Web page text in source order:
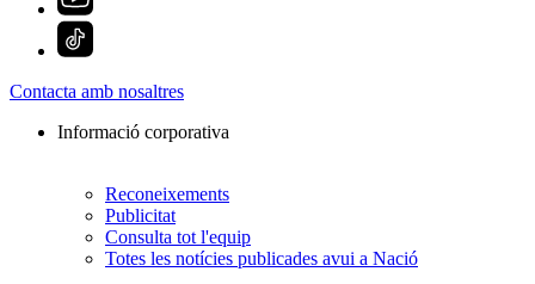
Contacta amb nosaltres
Informació corporativa
Reconeixements
Publicitat
Consulta tot l'equip
Totes les notícies publicades avui a Nació